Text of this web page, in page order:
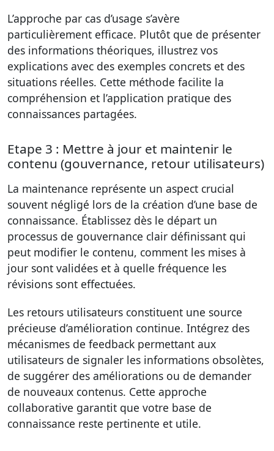
L’approche par cas d’usage s’avère
particulièrement efficace. Plutôt que de présenter
des informations théoriques, illustrez vos
explications avec des exemples concrets et des
situations réelles. Cette méthode facilite la
compréhension et l’application pratique des
connaissances partagées.
Etape 3 : Mettre à jour et maintenir le
contenu (gouvernance, retour utilisateurs)
La maintenance représente un aspect crucial
souvent négligé lors de la création d’une base de
connaissance. Établissez dès le départ un
processus de gouvernance clair définissant qui
peut modifier le contenu, comment les mises à
jour sont validées et à quelle fréquence les
révisions sont effectuées.
Les retours utilisateurs constituent une source
précieuse d’amélioration continue. Intégrez des
mécanismes de feedback permettant aux
utilisateurs de signaler les informations obsolètes,
de suggérer des améliorations ou de demander
de nouveaux contenus. Cette approche
collaborative garantit que votre base de
connaissance reste pertinente et utile.